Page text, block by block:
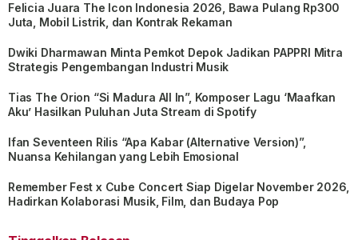
Felicia Juara The Icon Indonesia 2026, Bawa Pulang Rp300
Juta, Mobil Listrik, dan Kontrak Rekaman
Dwiki Dharmawan Minta Pemkot Depok Jadikan PAPPRI Mitra
Strategis Pengembangan Industri Musik
Tias The Orion “Si Madura All In”, Komposer Lagu ‘Maafkan
Aku’ Hasilkan Puluhan Juta Stream di Spotify
Ifan Seventeen Rilis “Apa Kabar (Alternative Version)”,
Nuansa Kehilangan yang Lebih Emosional
Remember Fest x Cube Concert Siap Digelar November 2026,
Hadirkan Kolaborasi Musik, Film, dan Budaya Pop